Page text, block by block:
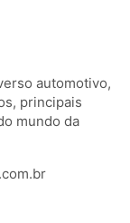
automotivo,
principais
mundo da